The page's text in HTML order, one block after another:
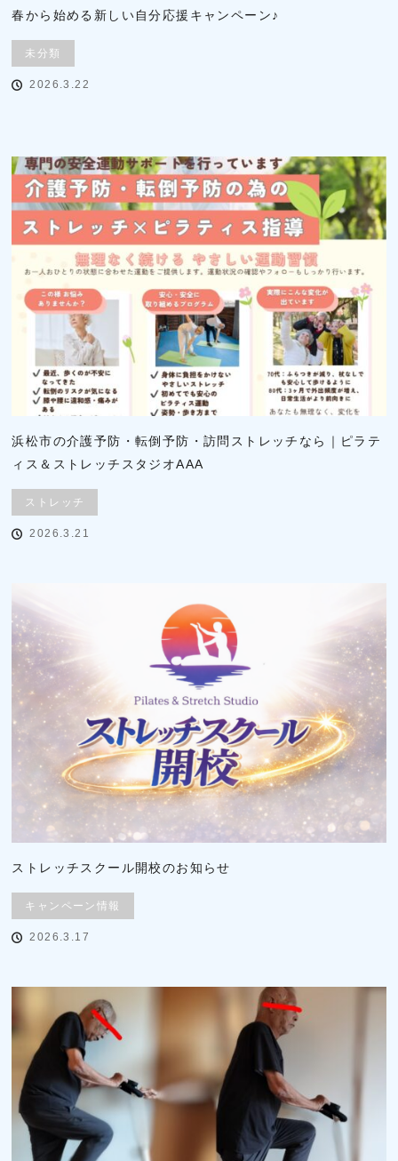
春から始める新しい自分応援キャンペーン♪
未分類
2026.3.22
浜松市の介護予防・転倒予防・訪問ストレッチなら｜ピラテ
ィス＆ストレッチスタジオAAA
ストレッチ
2026.3.21
ストレッチスクール開校のお知らせ
キャンペーン情報
2026.3.17